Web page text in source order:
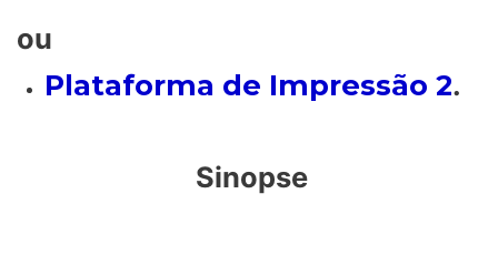
ou
Plataforma de Impressão 2.
Sinopse